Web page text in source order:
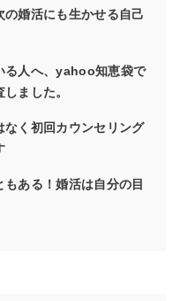
婚活にも生かせる自己
る人へ、yahoo知恵袋で
ました。
なく初回カウンセリング
ある！婚活は自分の目